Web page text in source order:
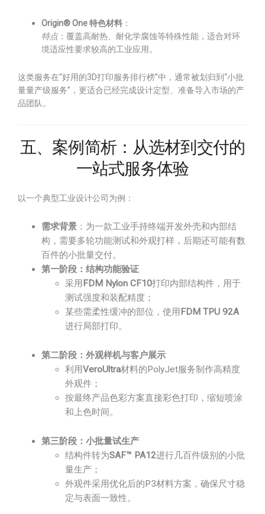
Origin® One 特色材料 ：
特点：覆盖高耐热、耐化学腐蚀等特殊性能，适合对环
境适应性要求较高的工业应用。
这类服务在“好用的3D打印服务排行榜”中，通常被划归到“小批
量量产级服务”，更适合已经完成设计定型、准备导入市场的产
品团队。
五、案例简析：从选材到交付的
一站式服务体验
以一个典型工业设计公司为例：
需求背景 ：为一款工业手持终端开发外壳和内部结
构，需要多轮功能测试和外观打样，后期还可能有数
百件的小批量交付。
第一阶段：结构功能验证
采用 FDM Nylon CF10打印内部结构件，用于
测试强度和装配精度；
某些需柔性缓冲的部位，使用 FDM TPU 92A
进行局部打印。
第二阶段：外观样机与客户展示
利用VeroUltra材料的PolyJet服务制作高精度
外观件；
按最终产品色彩方案直接彩色打印，缩短喷涂
和上色时间。
第三阶段：小批量试生产
结构件转为SAF™ PA12进行几百件级别的小批
量生产；
外观件采用优化后的P3材料方案，确保尺寸稳
定与表面一致性。